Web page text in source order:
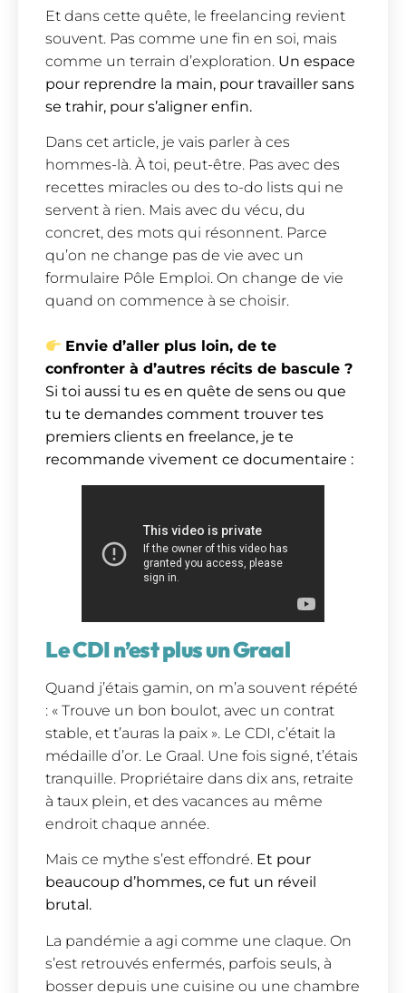
Et dans cette quête, le freelancing revient
souvent. Pas comme une fin en soi, mais
comme un terrain d’exploration. Un espace
pour reprendre la main, pour travailler sans
se trahir, pour s’aligner enfin.
Dans cet article, je vais parler à ces
hommes-là. À toi, peut-être. Pas avec des
recettes miracles ou des to-do lists qui ne
servent à rien. Mais avec du vécu, du
concret, des mots qui résonnent. Parce
qu’on ne change pas de vie avec un
formulaire Pôle Emploi. On change de vie
quand on commence à se choisir.
Envie d’aller plus loin, de te
confronter à d’autres récits de bascule ?
Si toi aussi tu es en quête de sens ou que
tu te demandes comment trouver tes
premiers clients en freelance, je te
recommande vivement ce documentaire :
Le CDI n’est plus un Graal
Quand j’étais gamin, on m’a souvent répété
: « Trouve un bon boulot, avec un contrat
stable, et t’auras la paix ». Le CDI, c’était la
médaille d’or. Le Graal. Une fois signé, t’étais
tranquille. Propriétaire dans dix ans, retraite
à taux plein, et des vacances au même
endroit chaque année.
Mais ce mythe s’est effondré. Et pour
beaucoup d’hommes, ce fut un réveil
brutal.
La pandémie a agi comme une claque. On
s’est retrouvés enfermés, parfois seuls, à
bosser depuis une cuisine ou une chambre